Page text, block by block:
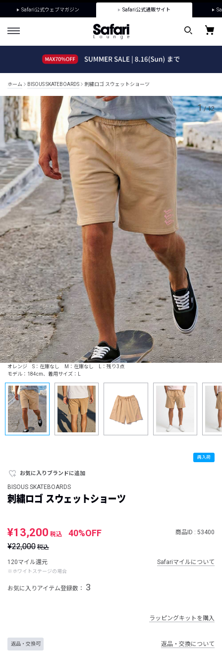
Safari公式ウェブマガジン Safari公式通販サイト
ホーム BISOUS SKATEBOARDS 刺繍ロゴ スウェットショーツ
オレンジ S：在庫なし M：在庫なし L：残り3点
モデル：184cm、着用サイズ：L
1/12
再入荷
お気に入りブランドに追加
BISOUS SKATEBOARDS
刺繍ロゴ スウェットショーツ
¥13,200 税込 40%OFF 商品ID : 53400
¥22,000 税込
120マイル還元
※ホワイトステージの場合
Safariマイルについて
お気に入りアイテム登録数： 3
ラッピングキットを購入
返品・交換可 返品・交換について